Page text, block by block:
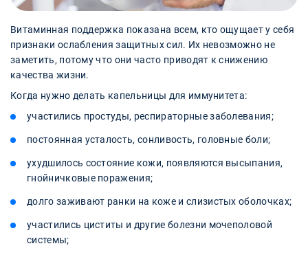
Витаминная поддержка показана всем, кто ощущает у себя
признаки ослабления защитных сил. Их невозможно не
заметить, потому что они часто приводят к снижению
качества жизни.
Когда нужно делать капельницы для иммунитета:
участились простуды, респираторные заболевания;
постоянная усталость, сонливость, головные боли;
ухудшилось состояние кожи, появляются высыпания,
гнойничковые поражения;
долго заживают ранки на коже и слизистых оболочках;
участились циститы и другие болезни мочеполовой
системы;